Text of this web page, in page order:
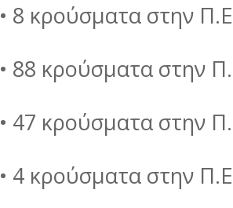
• 8 κρούσματα στην
• 88 κρούσματα στην
• 47 κρούσματα στην
• 4 κρούσματα στην